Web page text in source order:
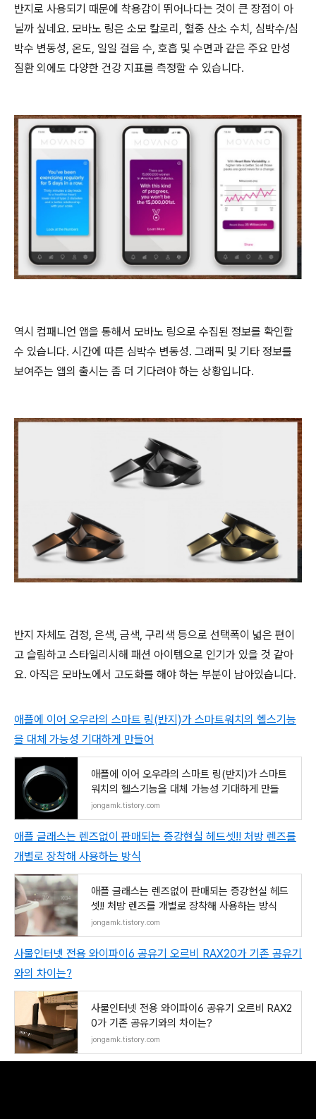
반지로 사용되기 때문에 착용감이 뛰어나다는 것이 큰 장점이 아
닐까 싶네요. 모바노 링은 소모 칼로리, 혈중 산소 수치, 심박수/심
박수 변동성, 온도, 일일 걸음 수, 호흡 및 수면과 같은 주요 만성
질환 외에도 다양한 건강 지표를 측정할 수 있습니다.
역시 컴패니언 앱을 통해서 모바노 링으로 수집된 정보를 확인할
수 있습니다. 시간에 따른 심박수 변동성. 그래픽 및 기타 정보를
보여주는 앱의 출시는 좀 더 기다려야 하는 상황입니다.
반지 자체도 검정, 은색, 금색, 구리색 등으로 선택폭이 넓은 편이
고 슬림하고 스타일리시해 패션 아이템으로 인기가 있을 것 같아
요. 아직은 모바노에서 고도화를 해야 하는 부분이 남아있습니다.
애플에 이어 오우라의 스마트 링(반지)가 스마트워치의 헬스기능
을 대체 가능성 기대하게 만들어
애플에 이어 오우라의 스마트 링(반지)가 스마트
워치의 헬스기능을 대체 가능성 기대하게 만들
jongamk.tistory.com
애플 글래스는 렌즈없이 판매되는 증강현실 헤드셋!! 처방 렌즈를
개별로 장착해 사용하는 방식
애플 글래스는 렌즈없이 판매되는 증강현실 헤드
셋!! 처방 렌즈를 개별로 장착해 사용하는 방식
jongamk.tistory.com
사물인터넷 전용 와이파이6 공유기 오르비 RAX20가 기존 공유기
와의 차이는?
사물인터넷 전용 와이파이6 공유기 오르비 RAX2
0가 기존 공유기와의 차이는?
jongamk.tistory.com